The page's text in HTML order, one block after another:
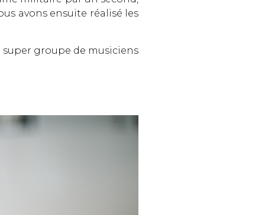
avons ensuite réalisé les
groupe de musiciens